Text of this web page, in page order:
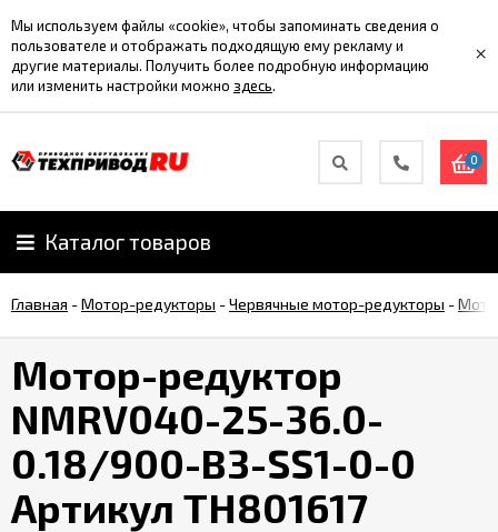
Мы используем файлы «cookie», чтобы запоминать сведения о
пользователе и отображать подходящую ему рекламу и
другие материалы. Получить более подробную информацию
или изменить настройки можно здесь.
×
0
Каталог товаров
Главная -Мотор-редукторы -Червячные мотор-редукторы -
Мотор-редуктор
NMRV040-25-36.0-
0.18/900-B3-SS1-0-0
Артикул TH801617